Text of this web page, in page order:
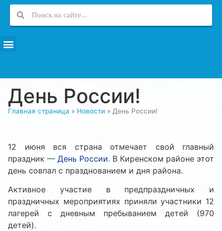
День России!
Главная страница » Новости » День России!
12 июня вся страна отмечает свой главный
праздник — День России. В Киренском районе этот
день совпал с празднованием и дня района.
Активное участие в предпраздничных и
праздничных мероприятиях приняли участники 12
лагерей с дневным пребыванием детей (970
детей).